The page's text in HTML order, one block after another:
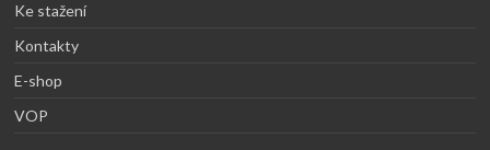
Ke stažení
Kontakty
E-shop
VOP